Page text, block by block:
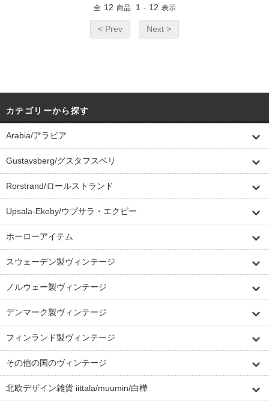
全 12 商品 1 - 12 表示
< Prev Next >
カテゴリーから探す
Arabia/アラビア
Gustavsberg/グスタフスベリ
Rorstrand/ロールストランド
Upsala-Ekeby/ウプサラ・エクビー
ホーローアイテム
スウェーデン製ヴィンテージ
ノルウェー製ヴィンテージ
デンマーク製ヴィンテージ
フィンランド製ヴィンテージ
その他の国のヴィンテージ
北欧デザイン雑貨 iittala/muumin/白樺